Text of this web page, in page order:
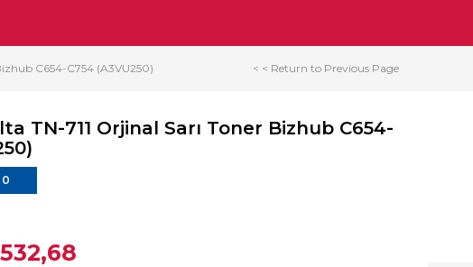
C654-C754 (A3VU250) < < Return to Previous Page
TN-711 Orjinal Sarı Toner Bizhub C654-
0